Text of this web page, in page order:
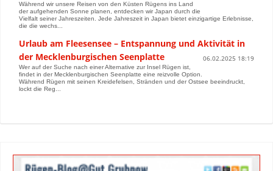
Während wir unsere Reisen von den Küsten Rügens ins Land
der aufgehenden Sonne planen, entdecken wir Japan durch die
Vielfalt seiner Jahreszeiten. Jede Jahreszeit in Japan bietet einzigartige Erlebnisse,
die die wechs...
Urlaub am Fleesensee – Entspannung und Aktivität in
der Mecklenburgischen Seenplatte
06.02.2025 18:19
Wer auf der Suche nach einer Alternative zur Insel Rügen ist,
findet in der Mecklenburgischen Seenplatte eine reizvolle Option.
Während Rügen mit seinen Kreidefelsen, Stränden und der Ostsee beeindruckt,
lockt die Reg...